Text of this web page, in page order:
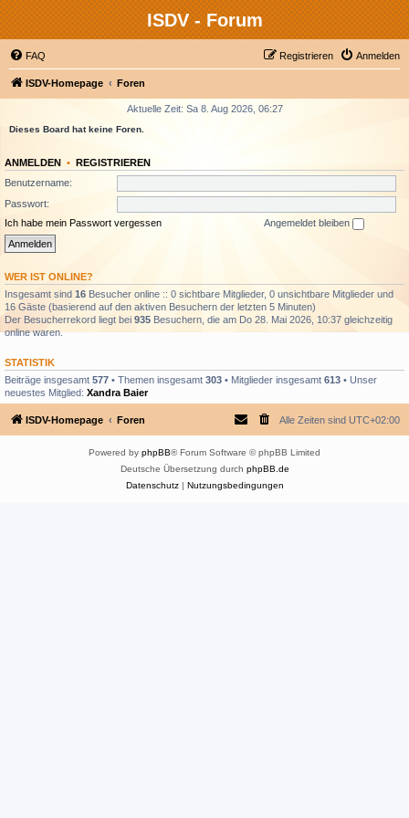
ISDV - Forum
FAQ Anmelden
Registrieren
ISDV-Homepage Foren
Aktuelle Zeit: Sa 8. Aug 2026, 06:27
Dieses Board hat keine Foren.
ANMELDEN • REGISTRIEREN
Benutzername:
Passwort:
Ich habe mein Passwort vergessen
Angemeldet bleiben
WER IST ONLINE?
Insgesamt sind 16 Besucher online :: 0 sichtbare Mitglieder, 0 unsichtbare Mitglieder und
16 Gäste (basierend auf den aktiven Besuchern der letzten 5 Minuten)
Der Besucherrekord liegt bei 935 Besuchern, die am Do 28. Mai 2026, 10:37 gleichzeitig
online waren.
STATISTIK
Beiträge insgesamt 577 • Themen insgesamt 303 • Mitglieder insgesamt 613 • Unser
neuestes Mitglied: Xandra Baier
ISDV-Homepage Foren Alle Zeiten sind UTC+02:00
Powered by phpBB® Forum Software © phpBB Limited
Deutsche Übersetzung durch phpBB.de
Datenschutz| Nutzungsbedingungen